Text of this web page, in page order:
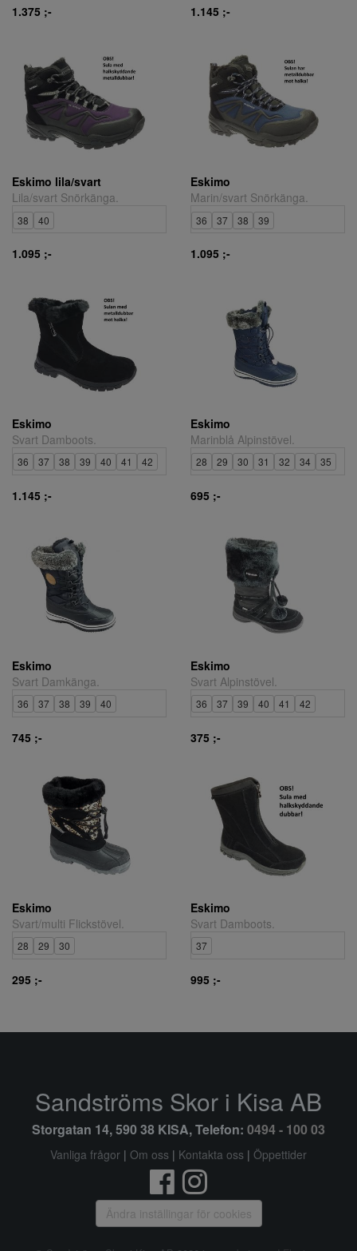
1.375 ;- 1.145 ;-
Eskimo lila/svart
Lila/svart Snörkänga.
38 40
1.095 ;-
Eskimo
Marin/svart Snörkänga.
36 37 38 39
1.095 ;-
Eskimo
Svart Damboots.
36 37 38 39 40 41 42
1.145 ;-
Eskimo
Marinblå Alpinstövel.
28 29 30 31 32 34 35
695 ;-
Eskimo
Svart Damkänga.
36 37 38 39 40
745 ;-
Eskimo
Svart Alpinstövel.
36 37 39 40 41 42
375 ;-
Eskimo
Svart/multi Flickstövel.
28 29 30
295 ;-
Eskimo
Svart Damboots.
37
995 ;-
Sandströms Skor i Kisa AB
Storgatan 14, 590 38 KISA, Telefon: 0494 - 100 03
Vanliga frågor | Om oss | Kontakta oss | Öppettider
Ändra inställingar för cookies